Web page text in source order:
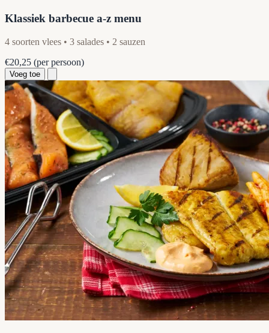
Klassiek barbecue a-z menu
4 soorten vlees • 3 salades • 2 sauzen
€20,25 (per persoon)
Voeg toe